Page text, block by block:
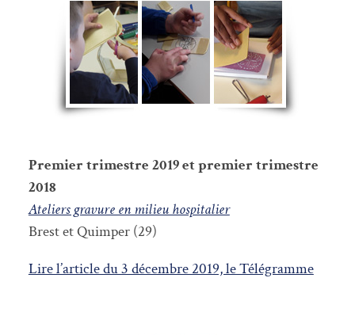
Premier trimestre 2019 et premier trimestre
2018
Ateliers gravure en milieu hospitalier
Brest et Quimper (29)
Lire l’article du 3 décembre 2019, le Télégramme